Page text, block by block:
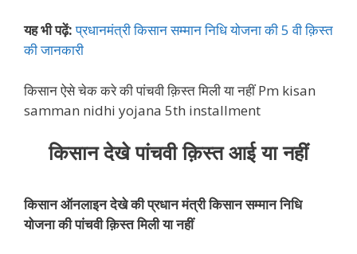
यह भी पढ़ें: प्रधानमंत्री किसान सम्मान निधि योजना की 5 वी क़िस्त
की जानकारी
किसान ऐसे चेक करे की पांचवी क़िस्त मिली या नहीं Pm kisan
samman nidhi yojana 5th installment
किसान देखे पांचवी क़िस्त आई या नहीं
किसान ऑनलाइन देखे की प्रधान मंत्री किसान सम्मान निधि
योजना की पांचवी क़िस्त मिली या नहीं